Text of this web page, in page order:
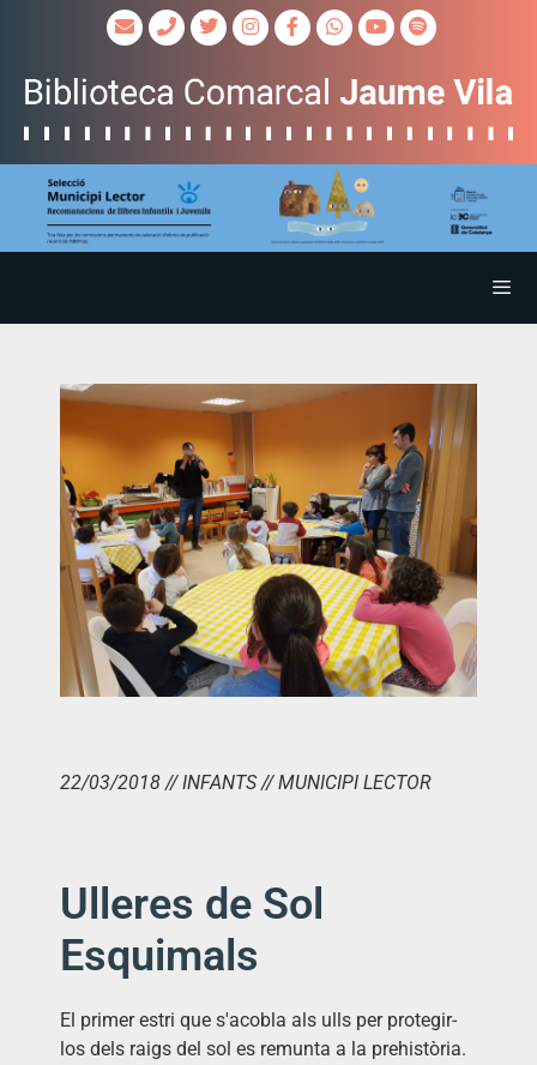
22/03/2018 // INFANTS // MUNICIPI LECTOR
Ulleres de Sol
Esquimals
El primer estri que s'acobla als ulls per protegir-
los dels raigs del sol es remunta a la prehistòria.